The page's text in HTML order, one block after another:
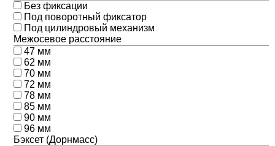
Без фиксации
Под поворотный фиксатор
Под цилиндровый механизм
Межосевое расстояние
47 мм
62 мм
70 мм
72 мм
78 мм
85 мм
90 мм
96 мм
Бэксет (Дорнмасс)